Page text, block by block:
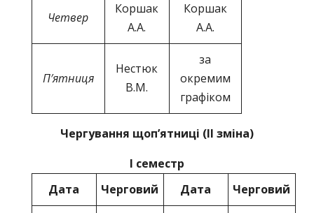
Четвер
Коршак
А.А.
Коршак
А.А.
П′ятниця
Нестюк
В.М.
за
окремим
графіком
Чергування щоп’ятниці (ІІ зміна)
І семестр
Дата
Черговий Дата Черговий